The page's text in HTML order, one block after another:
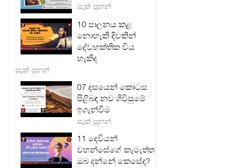
සැක් පූනන්
10 පාලනය කළ
නොහැකි දිවකින්
දේවභක්තික විය
හැකිද
සැක් පූනන්
07 දසයෙන් කොටස
පිළිබඳ නව ගිවිසුමේ
ඉගැන්වීම
සැක් පූනන්
11 දෙවියන්
වහන්සේගේ කැමැත්ත
ඔබ දන්නේ කෙසේද?